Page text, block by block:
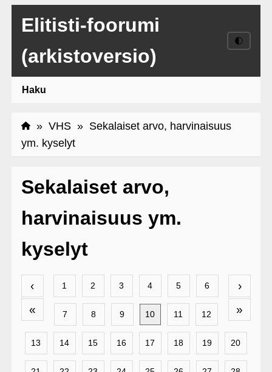
Elitisti-foorumi
(arkistoversio)
🌓
Haku
» VHS» Sekalaiset arvo, harvinaisuus
ym. kyselyt
Sekalaiset arvo,
harvinaisuus ym.
kyselyt
‹
«
›
»
1 2 3 4 5 6
7 8 9 10 11 12
13 14 15 16 17 18 19 20